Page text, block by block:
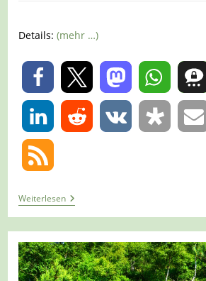
Details:(mehr …)
0
WeiterlesenTour
1323
–
Niederkrüchten
–
Premium-
Spazierwanderweg
Tackenbendener-